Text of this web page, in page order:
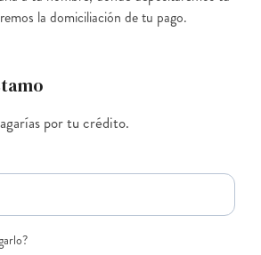
la domiciliación de tu pago.
por tu crédito.